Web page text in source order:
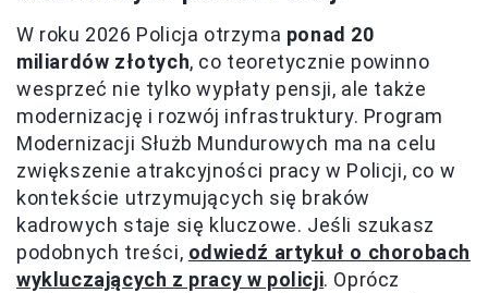
W roku 2026 Policja otrzyma ponad 20
miliardów złotych, co teoretycznie powinno
wesprzeć nie tylko wypłaty pensji, ale także
modernizację i rozwój infrastruktury. Program
Modernizacji Służb Mundurowych ma na celu
zwiększenie atrakcyjności pracy w Policji, co w
kontekście utrzymujących się braków
kadrowych staje się kluczowe. Jeśli szukasz
podobnych treści, odwiedź artykuł o chorobach
wykluczających z pracy w policji. Oprócz